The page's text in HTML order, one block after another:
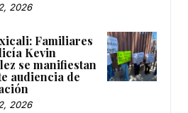
2026
Familiares
Kevin
se manifiestan
audiencia de
2026